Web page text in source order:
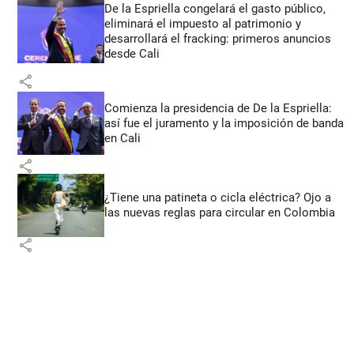
De la Espriella congelará el gasto público,
eliminará el impuesto al patrimonio y
desarrollará el fracking: primeros anuncios
desde Cali
share
Comienza la presidencia de De la Espriella:
así fue el juramento y la imposición de banda
en Cali
share
¿Tiene una patineta o cicla eléctrica? Ojo a
las nuevas reglas para circular en Colombia
share